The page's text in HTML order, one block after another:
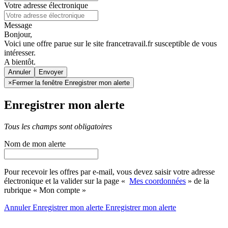
Votre adresse électronique
Message
Bonjour,
Voici une offre parue sur le site francetravail.fr susceptible de vous
intéresser.
A bientôt.
Annuler
× Fermer la fenêtre Enregistrer mon alerte
Enregistrer mon alerte
Tous les champs sont obligatoires
Nom de mon alerte
Pour recevoir les offres par e-mail, vous devez saisir votre adresse
électronique et la valider sur la page « Mes coordonnées » de la
rubrique « Mon compte »
AnnulerEnregistrer mon alerte Enregistrermon alerte